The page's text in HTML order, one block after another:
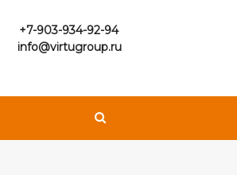
+7-903-934-92-94
info@virtugroup.ru